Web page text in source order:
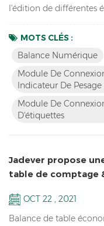
l'édition de différentes
le balance numérique
câble ou sans fil
opération
MOTS CLÉS :
Balance Numérique
Module De
Indicateur De
Module De
D'étiquettes
Jadever propose
table de comptage
OCT 22 , 2021
Balance de table